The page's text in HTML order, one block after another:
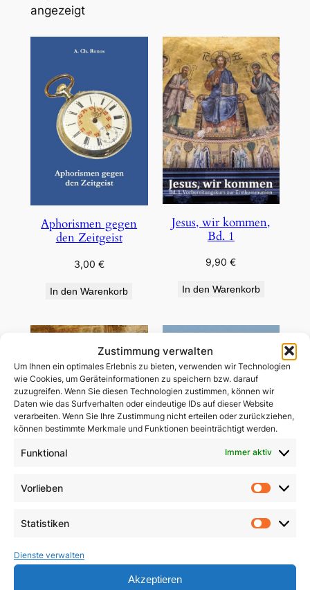
Zustimmung verwalten
Um Ihnen ein optimales Erlebnis zu bieten, verwenden wir Technologien
wie Cookies, um Geräteinformationen zu speichern bzw. darauf
zuzugreifen. Wenn Sie diesen Technologien zustimmen, können wir
Daten wie das Surfverhalten oder eindeutige IDs auf dieser Website
verarbeiten. Wenn Sie Ihre Zustimmung nicht erteilen oder zurückziehen,
können bestimmte Merkmale und Funktionen beeinträchtigt werden.
Funktional Immer aktiv
Vorlieben
Statistiken
Dienste verwalten
Akzeptieren
angezeigt
Aphorismen gegen
den Zeitgeist
3,00 €
In den Warenkorb
Jesus, wir kommen,
Bd. 1
9,90€
In den Warenkorb
In den Warenkorb In den Warenkorb